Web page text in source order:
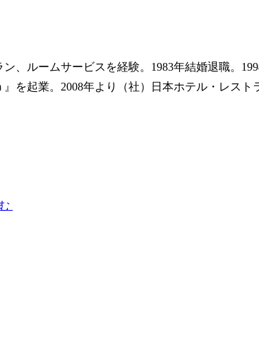
、ルームサービスを経験。1983年結婚退職。
を起業。2008年より（社）日本ホテル・レスト